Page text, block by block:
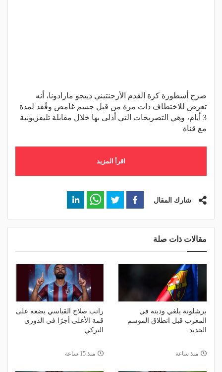
صرح أسطورة كرة القدم الأرجنتيني دييجو مارادونا، أنه
تعرض للاختطاف ذات مرة من قبل جسم غامض وفُقد لمدة
3 أيام، وهي التصريحات التي أدلى بها خلال مقابلة تليفزيونية
مع قناة
اقرأ المزيد
شارك المقال
مقالات ذات صلة
برشلونة يلغي وديته في
المغرب قبل انطلاق الموسم
الجديد
منذ ساعة
راتب صلاح القياسي يضعه على
قمة الأعلى أجرًا في الدوري
التركي
منذ 15 ساعة